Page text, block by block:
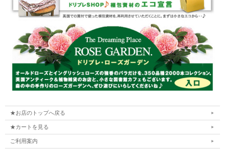
★お店のトップへ戻る
★カートを見る
ご利用案内